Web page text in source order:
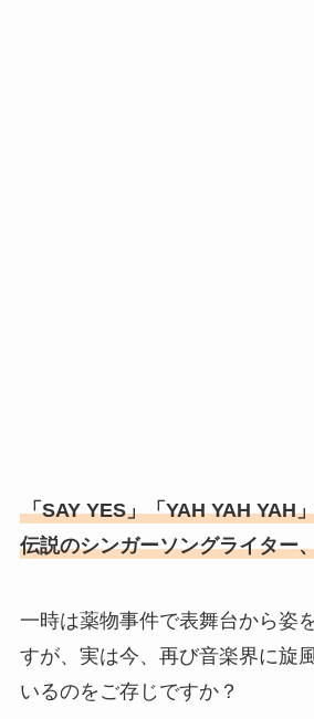
「SAY YES」「YAH YAH YAH
伝説のシンガーソングライター
一時は薬物事件で表舞台から姿
すが、実は今、再び音楽界に旋
いるのをご存じですか？